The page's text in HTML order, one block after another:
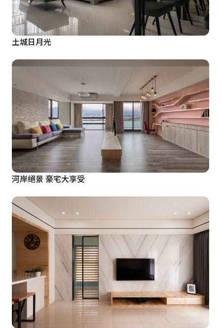
土城日月光
河岸絕景 豪宅大享受